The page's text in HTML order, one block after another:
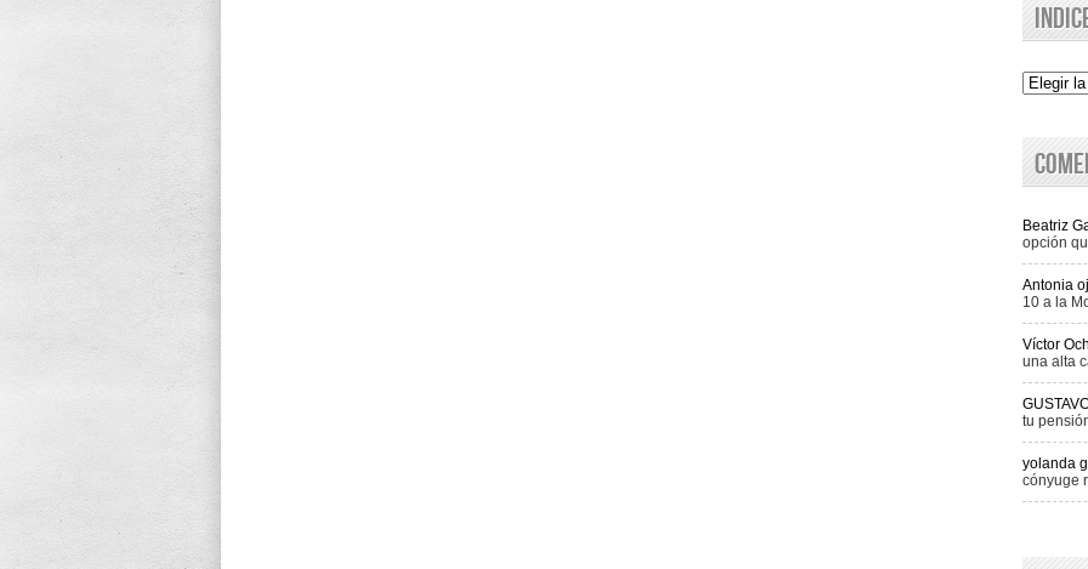
Indice
Beatriz
opción
Antonia
10 a la
Víctor
una alta
tu
yolanda
cónyuge